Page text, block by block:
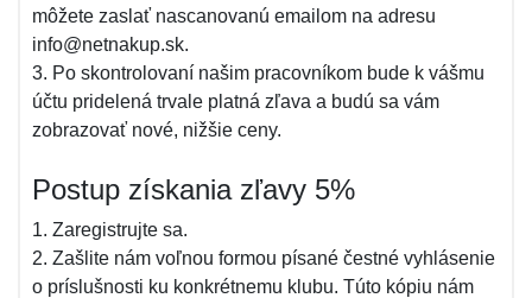
môžete zaslať nascanovanú emailom na adresu
info@netnakup.sk.
3. Po skontrolovaní našim pracovníkom bude k vášmu
účtu pridelená trvale platná zľava a budú sa vám
zobrazovať nové, nižšie ceny.
Postup získania zľavy 5%
1. Zaregistrujte sa.
2. Zašlite nám voľnou formou písané čestné vyhlásenie
o príslušnosti ku konkrétnemu klubu. Túto kópiu nám